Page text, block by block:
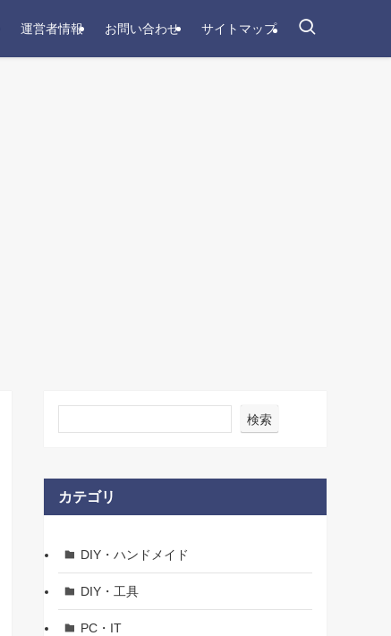
運営者情報 お問い合わせ サイトマップ
検索
カテゴリ
DIY・ハンドメイド
DIY・工具
PC・IT